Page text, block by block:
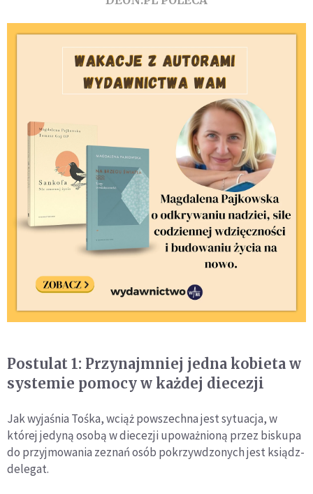
Postulat 1: Przynajmniej jedna kobieta w
systemie pomocy w każdej diecezji
Jak wyjaśnia Tośka, wciąż powszechna jest sytuacja, w
której jedyną osobą w diecezji upoważnioną przez biskupa
do przyjmowania zeznań osób pokrzywdzonych jest ksiądz-
delegat.